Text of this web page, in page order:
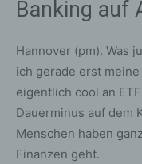
Banking auf
Hannover (pm). Was
ich gerade erst
eigentlich cool an
Dauerminus auf dem
Menschen haben
Finanzen geht.